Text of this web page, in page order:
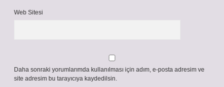
Web Sitesi
Daha sonraki yorumlarımda kullanılması için adım, e-posta adresim ve
site adresim bu tarayıcıya kaydedilsin.